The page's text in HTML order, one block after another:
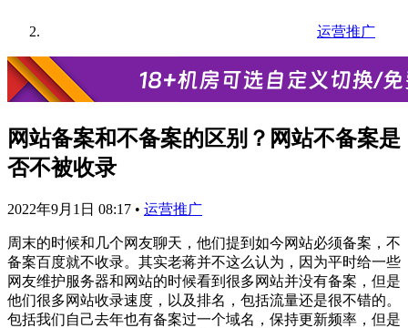
运营推广
网站备案和不备案的区别？网站不备案是
否不被收录
2022年9月1日 08:17 • 运营推广
周末的时候和几个网友聊天，他们提到如今网站必须备案，不
备案百度就不收录。其实老蒋并不这么认为，因为平时给一些
网友维护服务器和网站的时候看到很多网站并没有备案，但是
他们很多网站收录速度，以及排名，包括流量还是很不错的。
包括我们自己去年也有备案过一个域名，保持更新频率，但是